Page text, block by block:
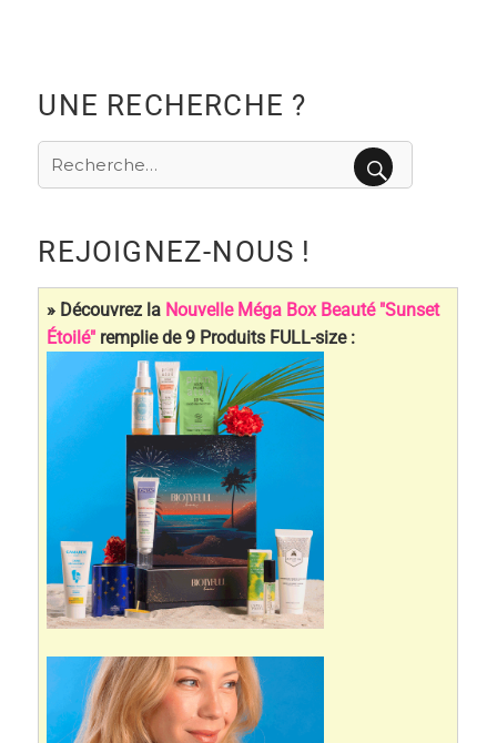
UNE RECHERCHE ?
Recherche
pour
REJOIGNEZ-NOUS !
» Découvrez la Nouvelle Méga Box Beauté "Sunset
Étoilé" remplie de 9 Produits FULL-size :